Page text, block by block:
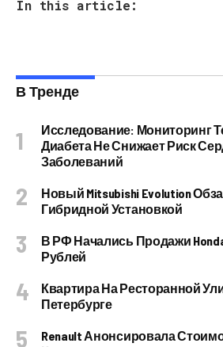
In this article:
В Тренде
Исследование: Мониторинг
Диабета Не Снижает Риск
Заболеваний
Новый Mitsubishi Evolution
Гибридной Установкой
В РФ Начались Продажи
Рублей
Квартира На Ресторанной
Петербурге
Renault Анонсировала